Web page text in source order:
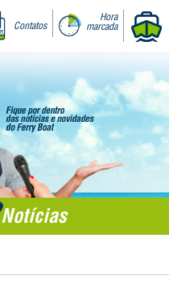
Contatos
Hora
marcada
Notícias